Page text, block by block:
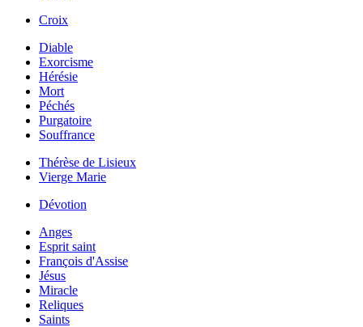
Croix
Diable
Exorcisme
Hérésie
Mort
Péchés
Purgatoire
Souffrance
Thérèse de Lisieux
Vierge Marie
Dévotion
Anges
Esprit saint
François d'Assise
Jésus
Miracle
Reliques
Saints